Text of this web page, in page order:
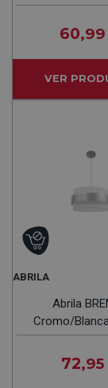
2xE27 40
60,99
VER
ABRILA
Abrila
Cromo/
Colgante
40 Cm
72,95